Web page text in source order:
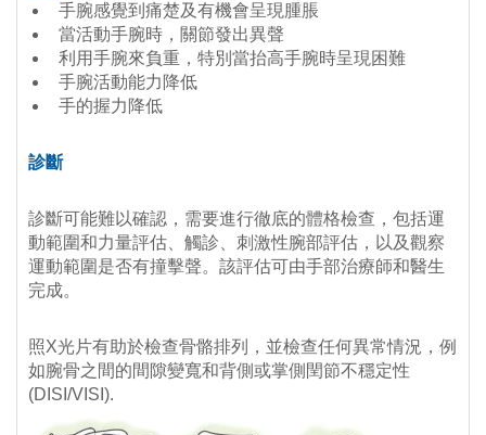
手腕感覺到痛楚及有機會呈現腫脹
當活動手腕時，關節發出異聲
利用手腕來負重，特別當抬高手腕時呈現困難
手腕活動能力降低
手的握力降低
診斷
診斷可能難以確認，需要進行徹底的體格檢查，包括運
動範圍和力量評估、觸診、刺激性腕部評估，以及觀察
運動範圍是否有撞擊聲。該評估可由手部治療師和醫生
完成。
照X光片有助於檢查骨骼排列，並檢查任何異常情況，例
如腕骨之間的間隙變寬和背側或掌側閏節不穩定性
(DISI/VISI).